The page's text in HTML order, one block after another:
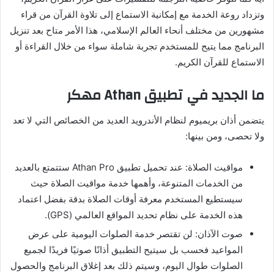
وتزداد روعة الخدمة مع إمكانية الاستماع إلى تلاوة القرآن من قراء
مشهورين من مختلف أنحاء العالم الإسلامي، هذا الأمر متاح بعد تنزيل
البرنامج مما يتيح للمستخدم تجربة شاملة سواء من خلال القراءة أو
الاستماع للقرآن الكريم.
ما الجديد في تطبيق Athan مهكر
يتضمن أذان بريميوم لنظام الأندرويد العديد من الخصائص التي لا تعد
ولا تحصى، ومن بينها:
مواقيت الصلاة: عند تحميل تطبيق Athan Pro ستتمتع بالعديد
من الخدمات المتنوعة، وأهمها خدمة مواقيت الصلاة حيث
سيستطيع المستخدم معرفة أوقات الصلاة بدقة بفضل اعتماد
هذه الخدمة على نظام تحديد المواقع العالمي (GPS).
صوت الآذان: لن تقتصر خدمة الصلوات اليومية على عرض
المواعيد فحسب بل سيتيح التطبيق أذانًا صوتيًا فريدًا لجميع
الصلوات طوال اليوم، وسيتم ذلك بعد إغلاق البرنامج والحصول